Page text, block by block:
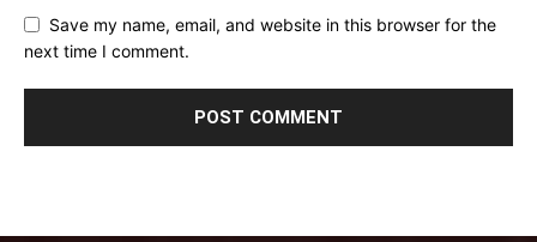
Save my name, email, and website in this browser for the
next time I comment.